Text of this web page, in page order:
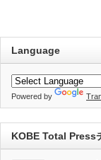
Language
Powered by
KOBE Total Press